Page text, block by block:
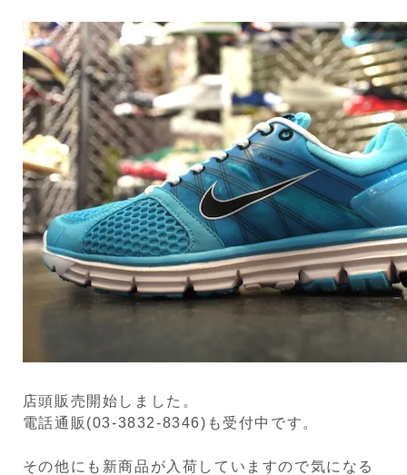
店頭販売開始しました。
電話通販(03-3832-8346)も受付中です。
その他にも新商品が入荷していますので気になる